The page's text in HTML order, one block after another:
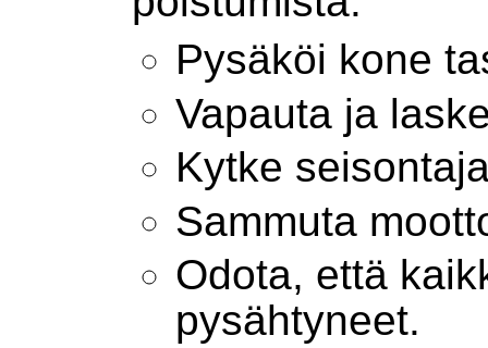
Pysäköi kone
Vapauta ja
Kytke
Sammuta
Odota, että
pysähtyneet.